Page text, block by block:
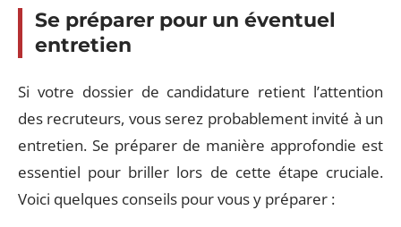
Se préparer pour un éventuel
entretien
Si votre dossier de candidature retient l’attention
des recruteurs, vous serez probablement invité à un
entretien. Se préparer de manière approfondie est
essentiel pour briller lors de cette étape cruciale.
Voici quelques conseils pour vous y préparer :